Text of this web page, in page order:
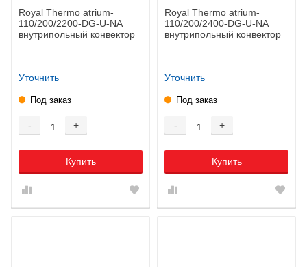
Royal Thermo atrium-
110/200/2200-DG-U-NA
внутрипольный конвектор
Уточнить
Под заказ
- +
Купить
Royal Thermo atrium-
110/200/2400-DG-U-NA
внутрипольный конвектор
Уточнить
Под заказ
- +
Купить